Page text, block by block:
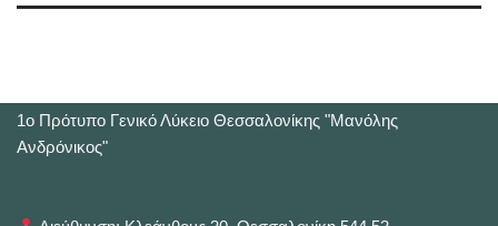
1o Πρότυπο Γενικό Λύκειο Θεσσαλονίκης "Μανόλης
Ανδρόνικος"